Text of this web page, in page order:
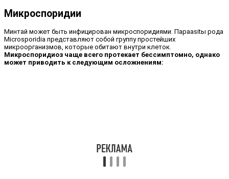
Микроспоридии
Минтай может быть инфицирован микроспоридиями. Параasitы рода
Microsporidia представляют собой группу простейших
микроорганизмов, которые обитают внутри клеток.
Микроспоридиоз чаще всего протекает бессимптомно, однако
может приводить к следующим осложнениям: